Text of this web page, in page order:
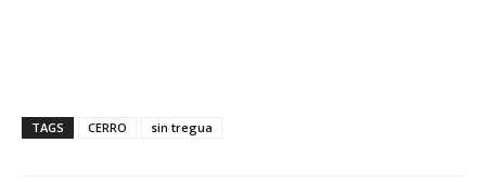
TAGS CERRO sin tregua